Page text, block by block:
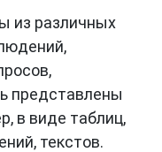
из различных
представлены
в виде таблиц,
текстов.